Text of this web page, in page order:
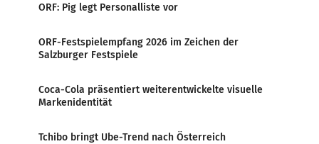
ORF: Pig legt Personalliste vor
ORF-Festspielempfang 2026 im Zeichen der
Salzburger Festspiele
Coca-Cola präsentiert weiterentwickelte visuelle
Markenidentität
Tchibo bringt Ube-Trend nach Österreich